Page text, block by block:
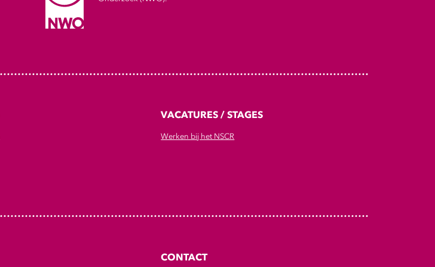
VACATURES / STAGES
Werken bij het NSCR
CONTACT